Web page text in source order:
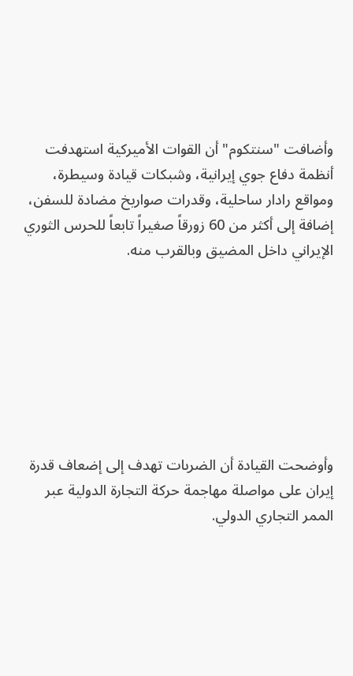
وأضافت "سنتكوم" أن القوات الأميركية استهدفت
أنظمة دفاع جوي إيرانية، وشبكات قيادة وسيطرة،
ومواقع رادار ساحلية، وقدرات صواريخ مضادة للسفن،
إضافة إلى أكثر من 60 زورقاً صغيراً تابعاً للحرس الثوري
الإيراني داخل المضيق وبالقرب منه.
وأوضحت القيادة أن الضربات تهدف إلى إضعاف قدرة
إيران على مواصلة مهاجمة حركة التجارة الدولية عبر
الممر التجاري الدولي.